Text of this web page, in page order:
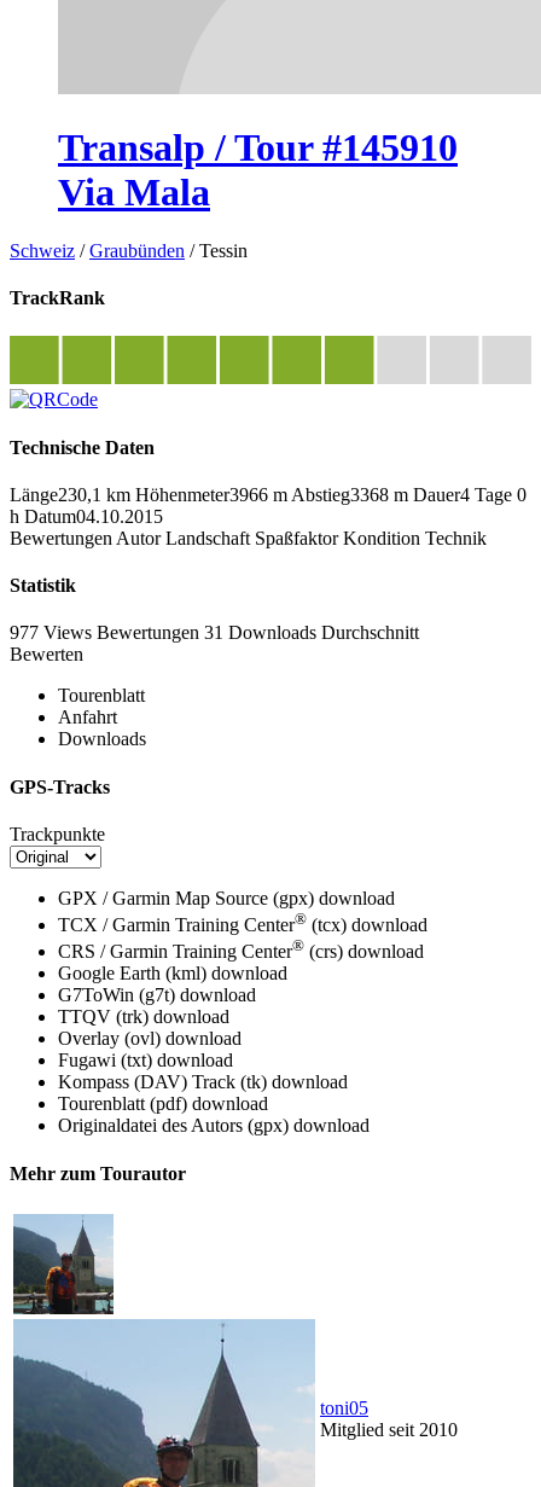
Transalp / Tour #145910
Via Mala
Schweiz /Graubünden /Tessin
TrackRank
Technische Daten
Länge230,1 km Höhenmeter3966 m Abstieg3368 m Dauer4 Tage 0
h Datum04.10.2015
Bewertungen Autor Landschaft Spaßfaktor Kondition Technik
Statistik
977 Views Bewertungen 31 Downloads Durchschnitt
Bewerten
Tourenblatt
Anfahrt
Downloads
GPS-Tracks
Trackpunkte
GPX / Garmin Map Source (gpx) download
TCX / Garmin Training Center® (tcx) download
CRS / Garmin Training Center® (crs) download
Google Earth (kml) download
G7ToWin (g7t) download
TTQV (trk) download
Overlay (ovl) download
Fugawi (txt) download
Kompass (DAV) Track (tk) download
Tourenblatt (pdf) download
Originaldatei des Autors (gpx) download
Mehr zum Tourautor
toni05
Mitglied seit 2010